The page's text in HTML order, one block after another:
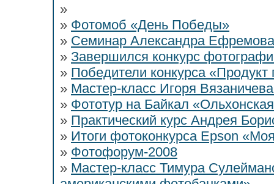
»
» Фотомоб «День Победы»
» Семинар Александра
» Завершился конкурс
» Победители конкурса
» Мастер-класс Игоря
» Фототур на Байкал
» Практический курс Андрея
» Итоги фотоконкурса Epson
» Фотофорум-2008
» Мастер-класс Тимура